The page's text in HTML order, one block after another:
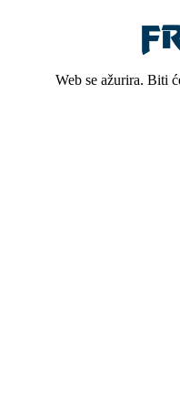
Web se ažurira. Biti